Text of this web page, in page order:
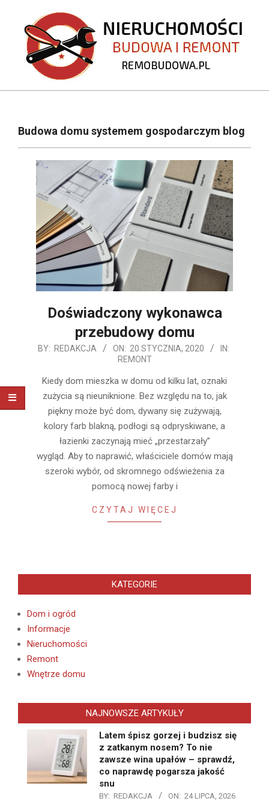
content
REMOBUDOWA.PL
NavigationBudowa domu systemem gospodarczym blog
Doświadczony wykonawca
przebudowy domu
2020-
20
BY: REDAKCJA ON: 20 STYCZNIA, 2020
IN:
REMONT
Kiedy dom mieszka w domu od kilku lat, oznaki
zużycia są nieuniknione. Bez względu na to, jak
piękny może być dom, dywany się zużywają,
kolory farb blakną, podłogi są odpryskiwane, a
łazienki zaczynają mieć „przestarzały”
wygląd. Aby to naprawić, właściciele domów mają
szeroki wybór, od skromnego odświeżenia za
pomocą nowej farby i
CZYTAJ WIĘCEJ
KATEGORIE
Dom i ogród
Informacje
Nieruchomości
Remont
Wnętrze domu
NAJNOWSZE ARTYKUŁY
Latem śpisz gorzej i budzisz się
z zatkanym nosem? To nie
zawsze wina upałów – sprawdź,
co naprawdę pogarsza jakość
snu
BY: REDAKCJA ON: 24 LIPCA, 2026